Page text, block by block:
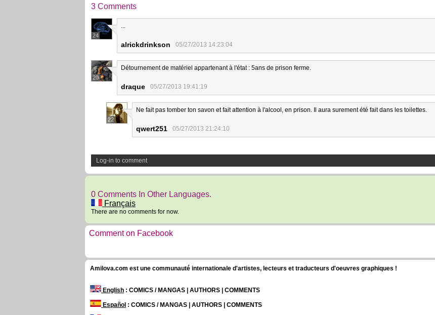
3 Comments
24
...
alrickdrinkson 05/27/2013 14:23:04
20
Détournement de matériel appartenant à l'état : 5ans de prison ferme.
draque 05/27/2013 19:41:19
22
Ne fait pas tomber ton savon et fait attention à l'alcool, en prison. Il aura surement été fait dans les toilettes.
qwert251 05/27/2013 21:24:10
Log-in to comment
0 Comments In Other Languages.
Français
There are no comments for now.
Comment on Facebook
Amilova.com est une communauté internationale d'artistes, lecteurs et traducteurs d'oeuvres graphiques !
English : COMICS / MANGAS | AUTHORS | COMMENTS
Español : COMICS / MANGAS | AUTHORS | COMMENTS